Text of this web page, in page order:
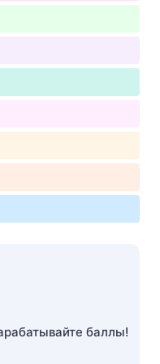
баллы!